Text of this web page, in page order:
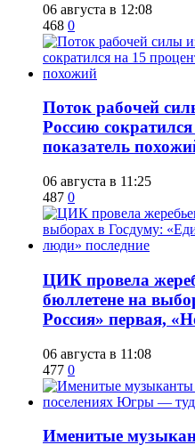
06 августа в 12:08
468 0
Поток рабочей
Россию
показатель
06 августа в 11:25
487 0
ЦИК провела
бюллетене на
Россия» первая,
06 августа в 11:08
477 0
Именитые